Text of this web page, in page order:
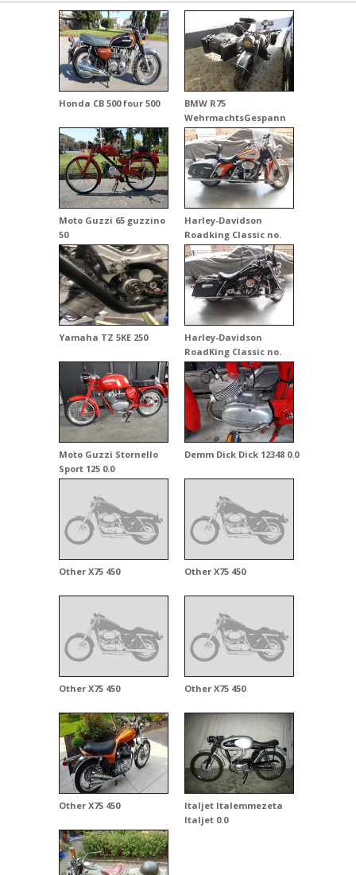
Honda CB 500 four 500
BMW R75
WehrmachtsGespann
Seitenwagen 750
Moto Guzzi 65 guzzino
50
Harley-Davidson
Roadking Classic no.
2644 0.0
Yamaha TZ 5KE 250
Harley-Davidson
RoadKing Classic no.
7928 0.0
Moto Guzzi Stornello
Sport 125 0.0
Demm Dick Dick 12348 0.0
Other X75 450 Other X75 450
Other X75 450 Other X75 450
Other X75 450
Italjet Italemmezeta
Italjet 0.0